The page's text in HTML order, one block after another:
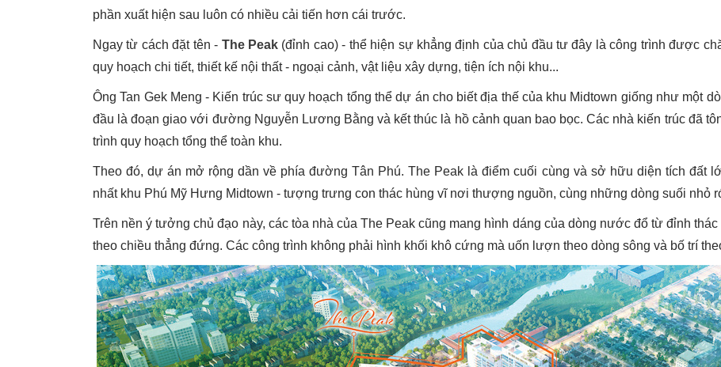
phần xuất hiện sau luôn có nhiều cải tiến hơn cái trước.
Ngay từ cách đặt tên - The Peak(đỉnh cao) - thể hiện sự khẳng định của chủ đầu tư đây là công trình được
quy hoạch chi tiết, thiết kế nội thất - ngoại cảnh, vật liệu xây dựng, tiện ích nội khu...
Ông Tan Gek Meng - Kiến trúc sư quy hoạch tổng thể dự án cho biết địa thế của khu Midtown giống như một
đầu là đoạn giao với đường Nguyễn Lương Bằng và kết thúc là hồ cảnh quan bao bọc. Các nhà kiến trúc đã
trình quy hoạch tổng thể toàn khu.
Theo đó, dự án mở rộng dần về phía đường Tân Phú. The Peak là điểm cuối cùng và sở hữu diện tích đất
nhất khu Phú Mỹ Hưng Midtown - tượng trưng con thác hùng vĩ nơi thượng nguồn, cùng những dòng suối nhỏ
Trên nền ý tưởng chủ đạo này, các tòa nhà của The Peak cũng mang hình dáng của dòng nước đổ từ đỉnh
theo chiều thẳng đứng. Các công trình không phải hình khối khô cứng mà uốn lượn theo dòng sông và bố trí